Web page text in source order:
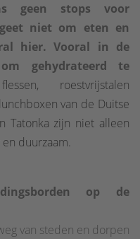
geen stops voor
niet om eten en
hier. Vooral in de
gehydrateerd te
roestvrijstalen
van de Duitse
Tatonka zijn niet alleen
duurzaam.
op de
van steden en dorpen